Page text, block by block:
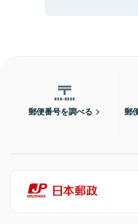
郵便番号を調べる
郵